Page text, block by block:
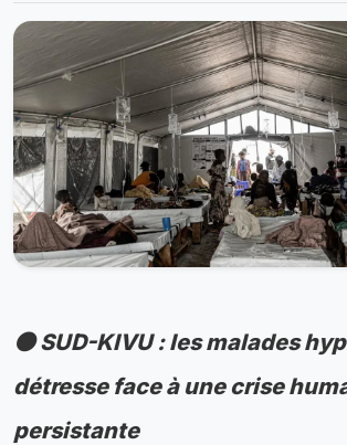
🟠 SUD-KIVU : les malades
détresse face à une crise
persistante